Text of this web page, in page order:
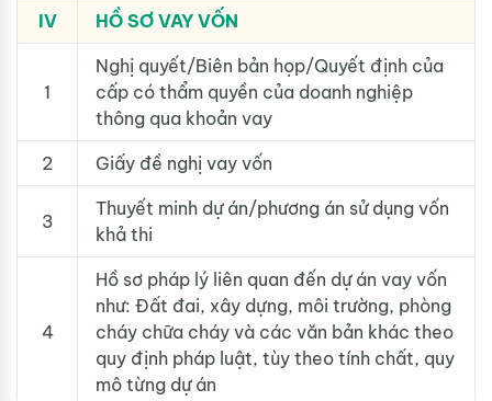
IV HỒ SƠ VAY VỐN
1
Nghị quyết/Biên bản họp/Quyết định của
cấp có thẩm quyền của doanh nghiệp
thông qua khoản vay
2 Giấy đề nghị vay vốn
3
Thuyết minh dự án/phương án sử dụng vốn
khả thi
4
Hồ sơ pháp lý liên quan đến dự án vay vốn
như: Đất đai, xây dựng, môi trường, phòng
cháy chữa cháy và các văn bản khác theo
quy định pháp luật, tùy theo tính chất, quy
mô từng dự án